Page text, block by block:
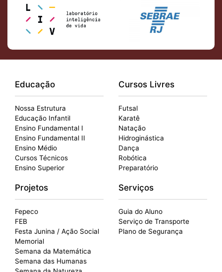
Educação
Nossa Estrutura
Educação Infantil
Ensino Fundamental I
Ensino Fundamental II
Ensino Médio
Cursos Técnicos
Ensino Superior
Cursos Livres
Futsal
Karatê
Natação
Hidroginástica
Dança
Robótica
Preparatório
Projetos
Fepeco
FEB
Festa Junina / Ação Social
Memorial
Semana da Matemática
Semana das Humanas
Serviços
Guia do Aluno
Serviço de Transporte
Plano de Segurança